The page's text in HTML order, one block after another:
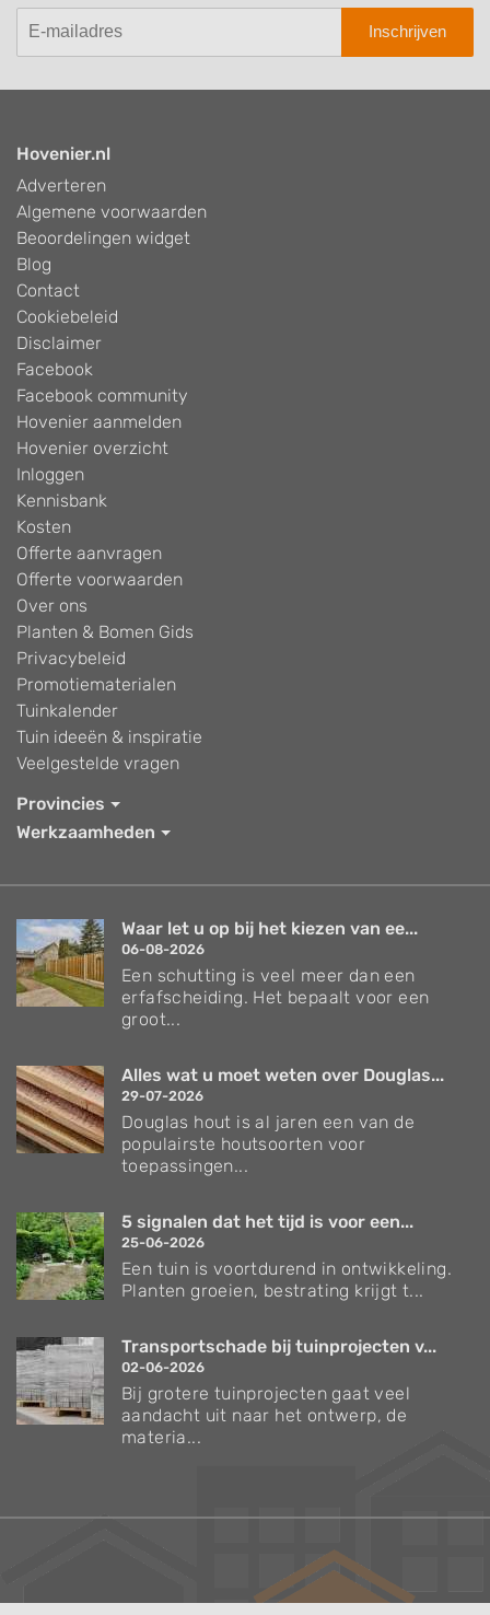
Inschrijven
Hovenier.nl
Adverteren
Algemene voorwaarden
Beoordelingen widget
Blog
Contact
Cookiebeleid
Disclaimer
Facebook
Facebook community
Hovenier aanmelden
Hovenier overzicht
Inloggen
Kennisbank
Kosten
Offerte aanvragen
Offerte voorwaarden
Over ons
Planten & Bomen Gids
Privacybeleid
Promotiematerialen
Tuinkalender
Tuin ideeën & inspiratie
Veelgestelde vragen
Provincies
Werkzaamheden
Waar let u op bij het kiezen van ee...
06-08-2026
Een schutting is veel meer dan een
erfafscheiding. Het bepaalt voor een
groot...
Alles wat u moet weten over Douglas...
29-07-2026
Douglas hout is al jaren een van de
populairste houtsoorten voor
toepassingen...
5 signalen dat het tijd is voor een...
25-06-2026
Een tuin is voortdurend in ontwikkeling.
Planten groeien, bestrating krijgt t...
Transportschade bij tuinprojecten v...
02-06-2026
Bij grotere tuinprojecten gaat veel
aandacht uit naar het ontwerp, de
materia...
Verzorgingstips voor bomen en planten
Inspiratie voor uw tuin en terras
De belangrijkste tuinwerkzaamheden voor de